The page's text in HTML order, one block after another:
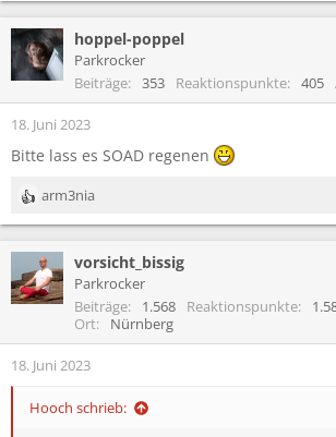
k
i
n
n
hoppel-poppel
Parkrocker
Beiträge
353 Reaktionspunkte 405
18. Juni 2023
Bitte lass es SOAD regenen
R
e
t
i
n
e
arm3nia
vorsicht_bissig
Parkrocker
Beiträge
1.568 Reaktionspunkte
Ort
Nürnberg
18. Juni 2023
Hooch schrieb: